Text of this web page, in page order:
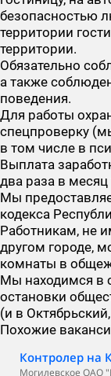
безопасностью
территории
территории.
Обязательно
а также
поведения.
Для работы
спецпроверку
в том числе в
Выплата
два раза в месяц
Мы
кодекса
Работникам, не
другом городе,
комнаты в
Мы находимся в
остановки
(и в
Похожие
Контролер на
Могилевское ОАО